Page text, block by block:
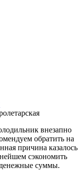
внезапно
обратить на
причина казалось
сэкономить
суммы.